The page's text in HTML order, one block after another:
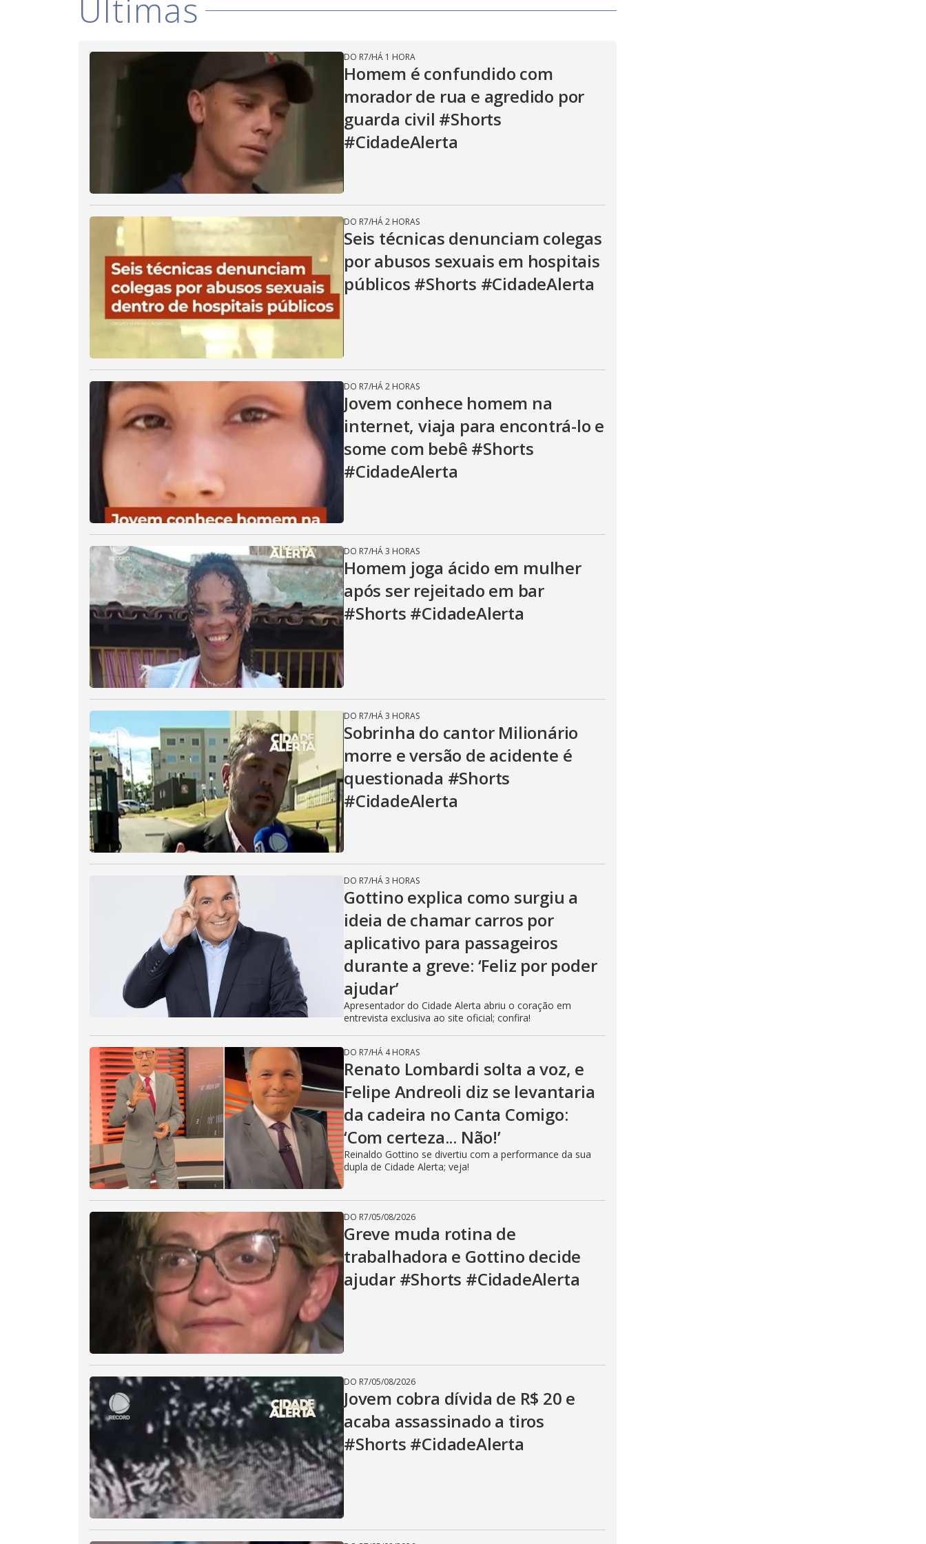
i
d
e
o
Últimas
DO R7/HÁ 1 HORA
Homem é confundido com
morador de rua e agredido por
guarda civil #Shorts
#CidadeAlerta
DO R7/HÁ 2 HORAS
Seis técnicas denunciam colegas
por abusos sexuais em hospitais
públicos #Shorts #CidadeAlerta
DO R7/HÁ 2 HORAS
Jovem conhece homem na
internet, viaja para encontrá-lo e
some com bebê #Shorts
#CidadeAlerta
DO R7/HÁ 3 HORAS
Homem joga ácido em mulher
após ser rejeitado em bar
#Shorts #CidadeAlerta
DO R7/HÁ 3 HORAS
Sobrinha do cantor Milionário
morre e versão de acidente é
questionada #Shorts
#CidadeAlerta
DO R7/HÁ 3 HORAS
Gottino explica como surgiu a
ideia de chamar carros por
aplicativo para passageiros
durante a greve: ‘Feliz por poder
ajudar’
Apresentador do Cidade Alerta abriu o coração em
entrevista exclusiva ao site oficial; confira!
DO R7/HÁ 4 HORAS
Renato Lombardi solta a voz, e
Felipe Andreoli diz se levantaria
da cadeira no Canta Comigo:
‘Com certeza... Não!’
Reinaldo Gottino se divertiu com a performance da sua
dupla de Cidade Alerta; veja!
DO R7/05/08/2026
Greve muda rotina de
trabalhadora e Gottino decide
ajudar #Shorts #CidadeAlerta
DO R7/05/08/2026
Jovem cobra dívida de R$ 20 e
acaba assassinado a tiros
#Shorts #CidadeAlerta